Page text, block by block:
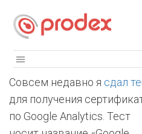
Совсем недавно я сдал
для получения
по Google Analytics. Тест